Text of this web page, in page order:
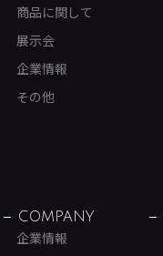
商品に関して
展示会
企業情報
その他
COMPANY
企業情報